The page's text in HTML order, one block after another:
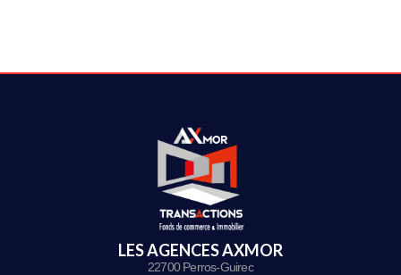
LES AGENCES AXMOR
22700 Perros-Guirec